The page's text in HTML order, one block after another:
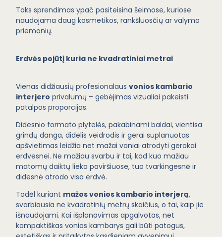
Toks sprendimas ypač pasiteisina šeimose, kuriose
naudojama daug kosmetikos, rankšluosčių ar valymo
priemonių.
Erdvės pojūtį kuria ne kvadratiniai metrai
Vienas didžiausių profesionalausvonios kambario
interjero privalumų – gebėjimas vizualiai pakeisti
patalpos proporcijas.
Didesnio formato plytelės, pakabinami baldai, vientisa
grindų danga, didelis veidrodis ir gerai suplanuotas
apšvietimas leidžia net mažai voniai atrodyti gerokai
erdvesnei. Ne mažiau svarbu ir tai, kad kuo mažiau
matomų daiktų lieka paviršiuose, tuo tvarkingesnė ir
didesnė atrodo visa erdvė.
Todėl kuriant mažos vonios kambario interjerą,
svarbiausia ne kvadratinių metrų skaičius, o tai, kaip jie
išnaudojami. Kai išplanavimas apgalvotas, net
kompaktiškas vonios kambarys gali būti patogus,